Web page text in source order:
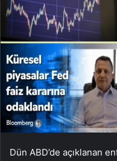
Dün ABD’de açıklanan